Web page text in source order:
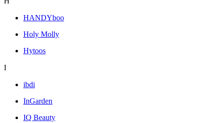
HANDYboo
Holy Molly
Hytoos
I
ibdi
InGarden
IQ Beauty